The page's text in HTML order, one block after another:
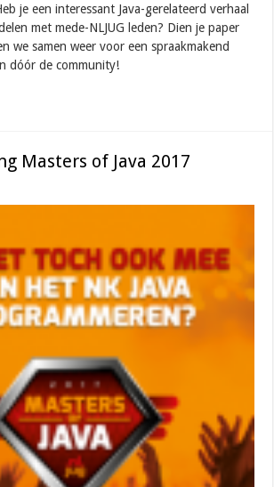
je een interessant Java-gerelateerd verhaal
met mede-NLJUG leden? Dien je paper
we samen weer voor een spraakmakend
dóór de community!
Masters of Java 2017